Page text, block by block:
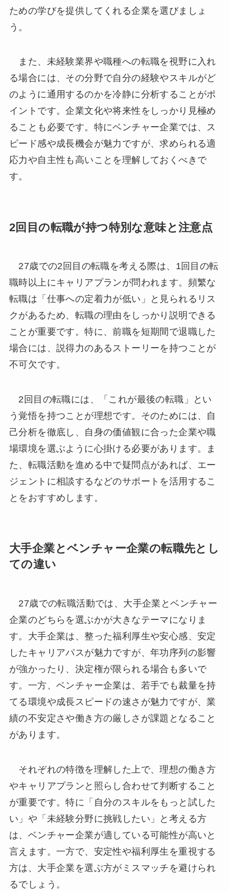
ための学びを提供してくれる企業を選びましょ
う。
また、未経験業界や職種への転職を視野に入れ
る場合には、その分野で自分の経験やスキルがど
のように通用するのかを冷静に分析することがポ
イントです。企業文化や将来性をしっかり見極め
ることも必要です。特にベンチャー企業では、ス
ピード感や成長機会が魅力ですが、求められる適
応力や自主性も高いことを理解しておくべきで
す。
2回目の転職が持つ特別な意味と注意点
27歳での2回目の転職を考える際は、1回目の転
職時以上にキャリアプランが問われます。頻繁な
転職は「仕事への定着力が低い」と見られるリス
クがあるため、転職の理由をしっかり説明できる
ことが重要です。特に、前職を短期間で退職した
場合には、説得力のあるストーリーを持つことが
不可欠です。
2回目の転職には、「これが最後の転職」とい
う覚悟を持つことが理想です。そのためには、自
己分析を徹底し、自身の価値観に合った企業や職
場環境を選ぶように心掛ける必要があります。ま
た、転職活動を進める中で疑問点があれば、エー
ジェントに相談するなどのサポートを活用するこ
とをおすすめします。
大手企業とベンチャー企業の転職先とし
ての違い
27歳での転職活動では、大手企業とベンチャー
企業のどちらを選ぶかが大きなテーマになりま
す。大手企業は、整った福利厚生や安心感、安定
したキャリアパスが魅力ですが、年功序列の影響
が強かったり、決定権が限られる場合も多いで
す。一方、ベンチャー企業は、若手でも裁量を持
てる環境や成長スピードの速さが魅力ですが、業
績の不安定さや働き方の厳しさが課題となること
があります。
それぞれの特徴を理解した上で、理想の働き方
やキャリアプランと照らし合わせて判断すること
が重要です。特に「自分のスキルをもっと試した
い」や「未経験分野に挑戦したい」と考える方
は、ベンチャー企業が適している可能性が高いと
言えます。一方で、安定性や福利厚生を重視する
方は、大手企業を選ぶ方がミスマッチを避けられ
るでしょう。